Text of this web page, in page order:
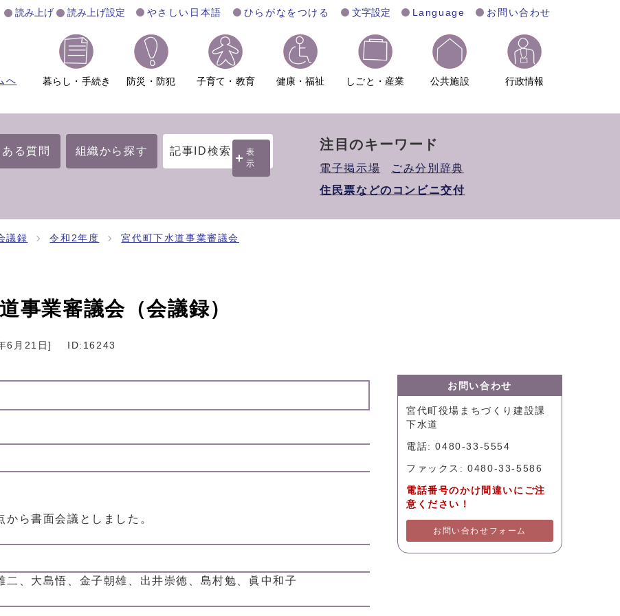
読み上げ 読み上げ設定 やさしい日本語 ひらがなをつける 文字設定 Language お問い合わせ
へ 暮らし・手続き 防災・防犯 子育て・教育 健康・福祉 しごと・産業 公共施設 行政情報
ある質問 組織から探す 記事ID検索
表
示
注目のキーワード
電子掲示場
ごみ分別辞典
住民票などのコンビニ交付
議録 令和2年度 宮代町下水道事業審議会
事業審議会（会議録）
6月21日] ID:16243
ら書面会議としました。
、大島悟、金子朝雄、出井崇徳、島村勉、眞中和子
お問い合わせ
宮代町役場まちづくり建設課
下水道
電話: 0480-33-5554
ファックス: 0480-33-5586
電話番号のかけ間違いにご注
意ください！
お問い合わせフォーム